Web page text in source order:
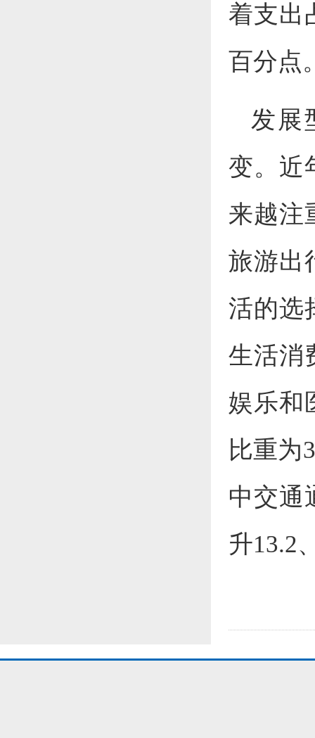
着支出
百分点
发展
变。近
来越注
旅游出
活的选
生活消
娱乐和
比重为
中交通
升13.2